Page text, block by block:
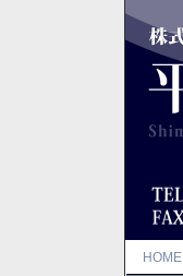
HOME